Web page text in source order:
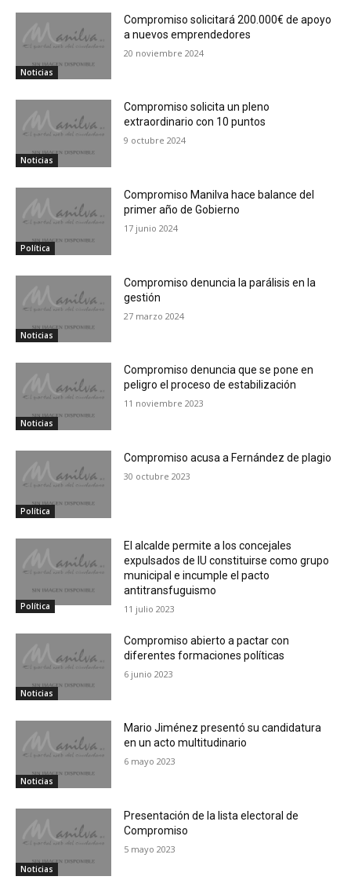
Noticias
Compromiso solicitará 200.000€ de apoyo
a nuevos emprendedores
20 noviembre 2024
Noticias
Compromiso solicita un pleno
extraordinario con 10 puntos
9 octubre 2024
Política
Compromiso Manilva hace balance del
primer año de Gobierno
17 junio 2024
Noticias
Compromiso denuncia la parálisis en la
gestión
27 marzo 2024
Noticias
Compromiso denuncia que se pone en
peligro el proceso de estabilización
11 noviembre 2023
Política
Compromiso acusa a Fernández de plagio
30 octubre 2023
Política
El alcalde permite a los concejales
expulsados de IU constituirse como grupo
municipal e incumple el pacto
antitransfuguismo
11 julio 2023
Noticias
Compromiso abierto a pactar con
diferentes formaciones políticas
6 junio 2023
Noticias
Mario Jiménez presentó su candidatura
en un acto multitudinario
6 mayo 2023
Noticias
Presentación de la lista electoral de
Compromiso
5 mayo 2023